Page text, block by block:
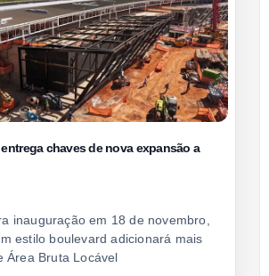
chaves de nova expansão a
inauguração em 18 de novembro,
estilo boulevard adicionará mais
Área Bruta Locável